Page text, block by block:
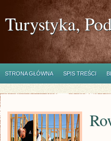
Turystyka,
STRONA GŁÓWNA SPIS TREŚCI